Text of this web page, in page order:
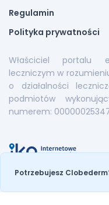
Potrzebujesz
Regulamin
Polityka prywatności
Właściciel portalu
leczniczym w
o działalności
podmiotów
numerem:
E-recepta.net ©